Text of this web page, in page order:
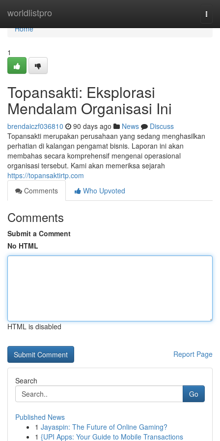
worldlistpro
Home
Home
1
Topansakti: Eksplorasi
Mendalam Organisasi Ini
brendaiczf036810 90 days ago News
Discuss
Topansakti merupakan perusahaan yang sedang menghasilkan
perhatian di kalangan pengamat bisnis. Laporan ini akan
membahas secara komprehensif mengenai operasional
organisasi tersebut. Kami akan memeriksa sejarah
https://topansaktirtp.com
Comments
Who Upvoted
Comments
Submit a Comment
No HTML
HTML is disabled
Report Page
Search
Go
Published News
1 Jayaspin: The Future of Online Gaming?
1 {UPI Apps: Your Guide to Mobile Transactions